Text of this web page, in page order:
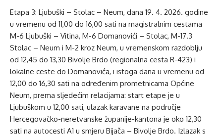
Etapa 3: Ljubuški – Stolac – Neum, dana 19. 4. 2026. godine
u vremenu od 11,00 do 16,00 sati na magistralnim cestama
M-6 Ljubuški – Vitina, M-6 Domanovići – Stolac, M-17.3
Stolac – Neum i M-2 kroz Neum, u vremenskom razdoblju
od 12,45 do 13,30 Bivolje Brdo (regionalna cesta R-423) i
lokalne ceste do Domanovića, i istoga dana u vremenu od
12,00 do 16,30 sati na određenim prometnicama Općine
Neum, prema sljedećim relacijama: start etape je u
Ljubuškom u 12,00 sati, ulazak karavane na područje
Hercegovačko-neretvanske županije-kantona je oko 12,30
sati na autocesti A1 u smjeru Bijača – Bivolje Brdo. Izlazak s